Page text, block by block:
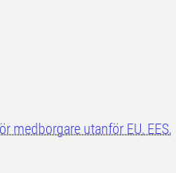
medborgare utanför EU, EES,